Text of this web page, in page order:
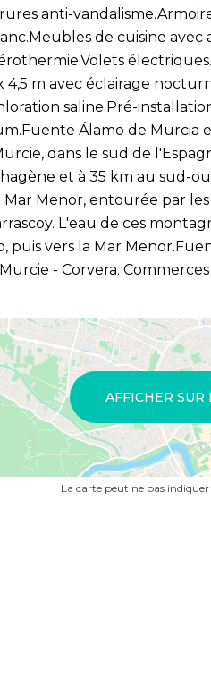
anti-
de cuisine
4,5 m avec éclairage
saline.Pré-
Álamo de
dans le sud de
et à 35 km au sud-
Mar Menor, entourée par
L'eau de ces
puis vers la Mar
- Corvera.
AFFICHER SUR
La carte peut ne pas